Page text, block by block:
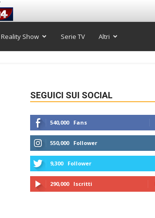
Reality Show Serie TV Altri
SEGUICI SUI SOCIAL
540,000 Fans
550,000 Follower
9,300 Follower
290,000 Iscritti